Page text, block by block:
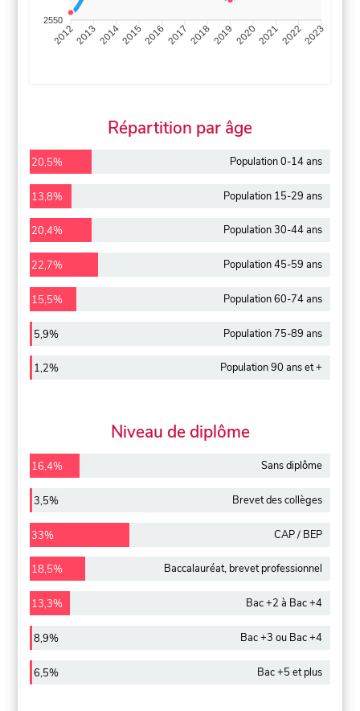
2550
201220132014201520162017 20182019 2020202120222023
Répartition par âge
20,5% Population 0-14 ans
13,8% Population 15-29 ans
20,4% Population 30-44 ans
22,7% Population 45-59 ans
15,5% Population 60-74 ans
5,9% Population 75-89 ans
1,2% Population 90 ans et +
Niveau de diplôme
16,4% Sans diplôme
3,5% Brevet des collèges
33% CAP / BEP
18,5% Baccalauréat, brevet professionnel
13,3% Bac +2 à Bac +4
8,9% Bac +3 ou Bac +4
6,5% Bac +5 et plus